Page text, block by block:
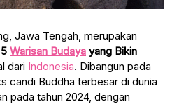
Jawa Tengah, merupakan
5 Warisan Budaya yang Bikin
dari Indonesia. Dibangun pada
candi Buddha terbesar di dunia
pada tahun 2024, dengan